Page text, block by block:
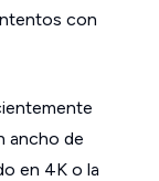
con
ancho de
en 4K o la